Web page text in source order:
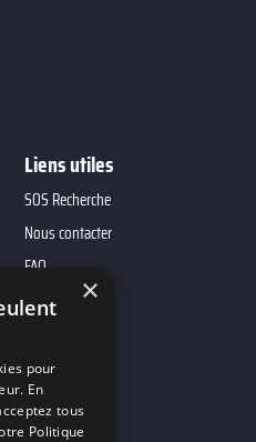
Liens utiles
SOS Recherche
Nous contacter
FAQ
×
pour
En
tous
Politique